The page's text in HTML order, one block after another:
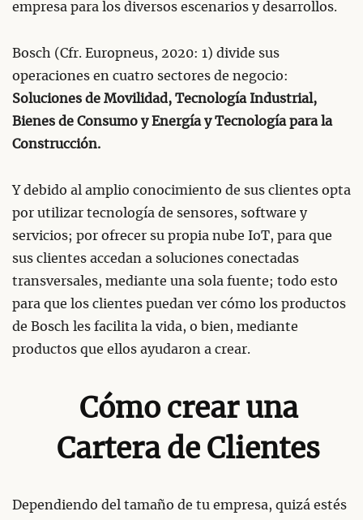
empresa para los diversos escenarios y desarrollos.
Bosch (Cfr. Europneus, 2020: 1) divide sus
operaciones en cuatro sectores de negocio:
Soluciones de Movilidad, Tecnología Industrial,
Bienes de Consumo y Energía y Tecnología para la
Construcción.
Y debido al amplio conocimiento de sus clientes opta
por utilizar tecnología de sensores, software y
servicios; por ofrecer su propia nube IoT, para que
sus clientes accedan a soluciones conectadas
transversales, mediante una sola fuente; todo esto
para que los clientes puedan ver cómo los productos
de Bosch les facilita la vida, o bien, mediante
productos que ellos ayudaron a crear.
Cómo crear una
Cartera de Clientes
Dependiendo del tamaño de tu empresa, quizá estés